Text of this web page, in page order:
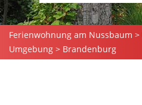
Ferienwohnung am Nussbaum >
Umgebung > Brandenburg